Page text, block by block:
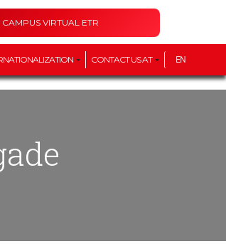
CAMPUS VIRTUAL ETR
CONTACT US AT EN